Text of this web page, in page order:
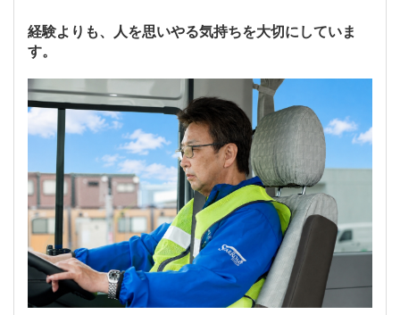
経験よりも、人を思いやる気持ちを大切にしていま
す。